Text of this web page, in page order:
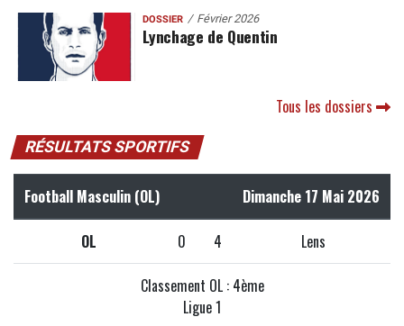
DOSSIER Février 2026
Lynchage de Quentin
Tous les dossiers
RÉSULTATS SPORTIFS
Football Masculin (OL) Dimanche 17 Mai 2026
OL 0 4 Lens
Classement OL : 4ème
Ligue 1